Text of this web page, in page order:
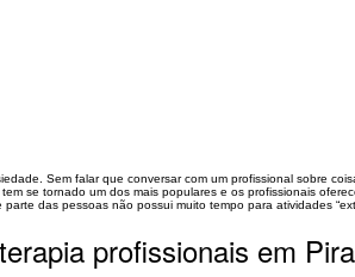
Sem falar que conversar com um profissional sobre
se tornado um dos mais populares e os profissionais
parte das pessoas não possui muito tempo para atividades
profissionais em